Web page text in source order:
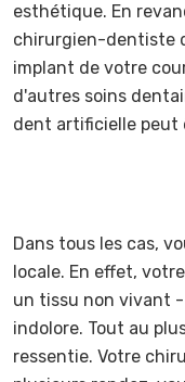
esthétique. En
chirurgien-dentiste
implant de votre
d'autres soins
dent artificielle peut
Dans tous les cas,
locale. En effet,
un tissu non vivant
indolore. Tout au
ressentie. Votre